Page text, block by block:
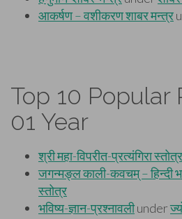
Top 10 Popular
01 Year